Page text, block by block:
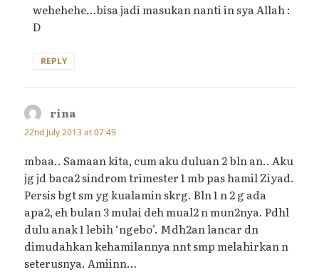
wehehehe…bisa jadi masukan nanti in sya Allah :
D
REPLY
rina
22nd July 2013 at 07:49
mbaa.. Samaan kita, cum aku duluan 2 bln an.. Aku
jg jd baca2 sindrom trimester 1 mb pas hamil Ziyad.
Persis bgt sm yg kualamin skrg. Bln 1 n 2 g ada
apa2, eh bulan 3 mulai deh mual2 n mun2nya. Pdhl
dulu anak 1 lebih ‘ngebo’. Mdh2an lancar dn
dimudahkan kehamilannya nnt smp melahirkan n
seterusnya. Amiinn…